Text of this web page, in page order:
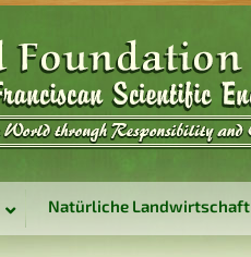
Natürliche Landwirtschaft